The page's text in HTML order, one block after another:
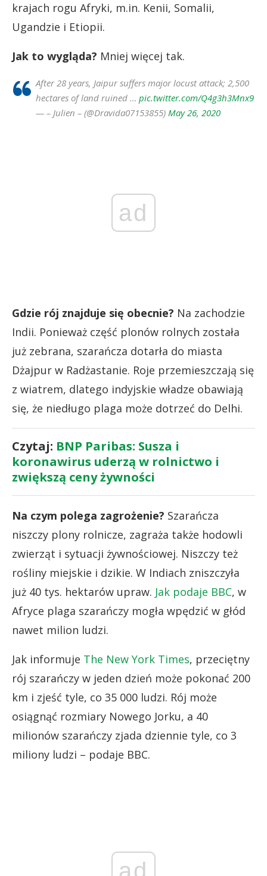
krajach rogu Afryki, m.in. Kenii, Somalii,
Ugandzie i Etiopii.
Jak to wygląda? Mniej więcej tak.
After 28 years, Jaipur suffers major locust attack; 2,500
hectares of land ruined … pic.twitter.com/Q4g3h3Mnx9
— – Julien – (@Dravida07153855) May 26, 2020
ad
Gdzie rój znajduje się obecnie? Na zachodzie
Indii. Ponieważ część plonów rolnych została
już zebrana, szarańcza dotarła do miasta
Dżajpur w Radżastanie. Roje przemieszczają się
z wiatrem, dlatego indyjskie władze obawiają
się, że niedługo plaga może dotrzeć do Delhi.
Czytaj: BNP Paribas: Susza i
koronawirus uderzą w rolnictwo i
zwiększą ceny żywności
Na czym polega zagrożenie? Szarańcza
niszczy plony rolnicze, zagraża także hodowli
zwierząt i sytuacji żywnościowej. Niszczy też
rośliny miejskie i dzikie. W Indiach zniszczyła
już 40 tys. hektarów upraw. Jak podaje BBC, w
Afryce plaga szarańczy mogła wpędzić w głód
nawet milion ludzi.
Jak informuje The New York Times, przeciętny
rój szarańczy w jeden dzień może pokonać 200
km i zjeść tyle, co 35 000 ludzi. Rój może
osiągnąć rozmiary Nowego Jorku, a 40
milionów szarańczy zjada dziennie tyle, co 3
miliony ludzi – podaje BBC.
ad